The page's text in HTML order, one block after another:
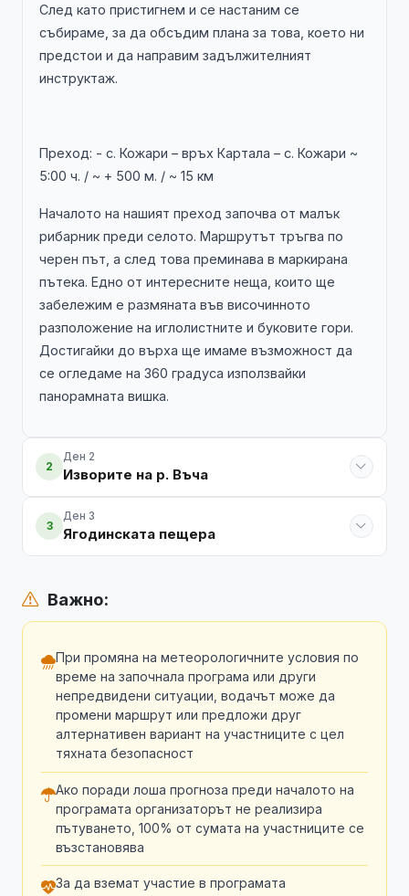
След като пристигнем и се настаним се
събираме, за да обсъдим плана за това, което ни
предстои и да направим задължителният
инструктаж.
Преход: - с. Кожари – връх Картала – с. Кожари ~
5:00 ч. / ~ + 500 м. / ~ 15 км
Началото на нашият преход започва от малък
рибарник преди селото. Маршрутът тръгва по
черен път, а след това преминава в маркирана
пътека. Едно от интересните неща, които ще
забележим е размяната във височинното
разположение на иглолистните и буковите гори.
Достигайки до върха ще имаме възможност да
се огледаме на 360 градуса използвайки
панорамната вишка.
2
Ден 2
Изворите на р. Въча
3
Ден 3
Ягодинската пещера
Важно:
При промяна на метеорологичните условия по
време на започнала програма или други
непредвидени ситуации, водачът може да
промени маршрут или предложи друг
алтернативен вариант на участниците с цел
тяхната безопасност
Ако поради лоша прогноза преди началото на
програмата организаторът не реализира
пътуването, 100% от сумата на участниците се
възстановява
За да вземат участие в програмата